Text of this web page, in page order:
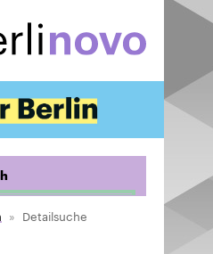
to
main
Detailsuche